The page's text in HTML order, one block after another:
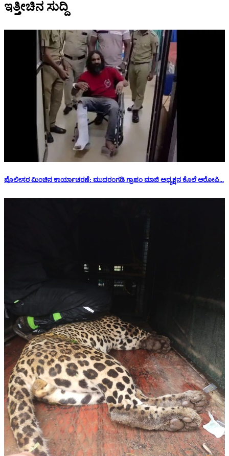
ಇತ್ತೀಚಿನ ಸುದ್ದಿ
ಪೊಲೀಸರ ಮಿಂಚಿನ ಕಾರ್ಯಾಚರಣೆ: ಮುದರಂಗಡಿ ಗ್ರಾಪಂ ಮಾಜಿ ಅಧ್ಯಕ್ಷನ‌ ಕೊಲೆ ಆರೋಪಿ...